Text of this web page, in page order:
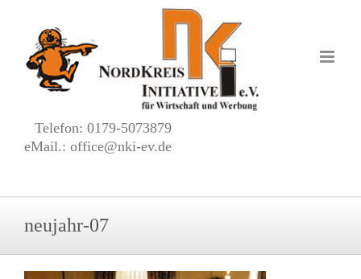
springen
Telefon: 0179-5073879
eMail.: office@nki-ev.de
neujahr-07